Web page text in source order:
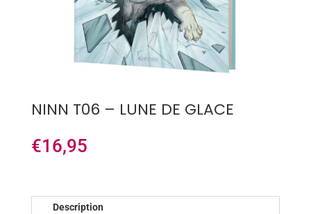
NINN T06 – LUNE DE GLACE
€16,95
Description